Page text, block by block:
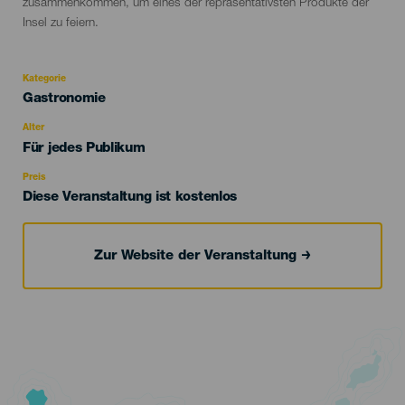
zusammenkommen, um eines der repräsentativsten Produkte der
Insel zu feiern.
Kategorie
Categoría
evento
Gastronomie
Alter
Edad
Für jedes Publikum
Preis
Diese Veranstaltung ist kostenlos
Zur Website der Veranstaltung